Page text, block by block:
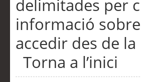
delimitades per
informació
accedir des de
Torna a l’inici